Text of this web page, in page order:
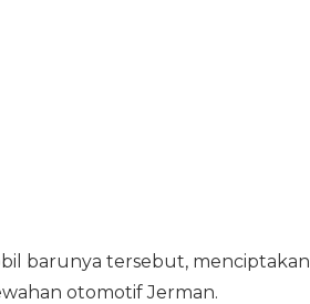
barunya tersebut, menciptakan
otomotif Jerman.